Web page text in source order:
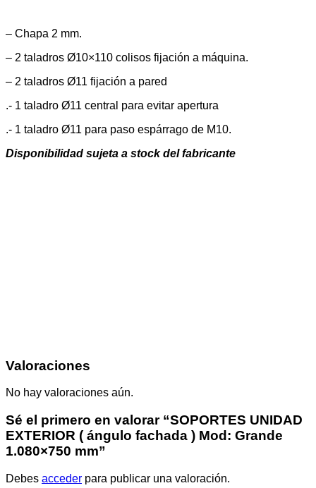
– Chapa 2 mm.
– 2 taladros Ø10×110 colisos fijación a máquina.
– 2 taladros Ø11 fijación a pared
.- 1 taladro Ø11 central para evitar apertura
.- 1 taladro Ø11 para paso espárrago de M10.
Disponibilidad sujeta a stock del fabricante
Valoraciones
No hay valoraciones aún.
Sé el primero en valorar “SOPORTES UNIDAD
EXTERIOR ( ángulo fachada ) Mod: Grande
1.080×750 mm”
Debes acceder para publicar una valoración.